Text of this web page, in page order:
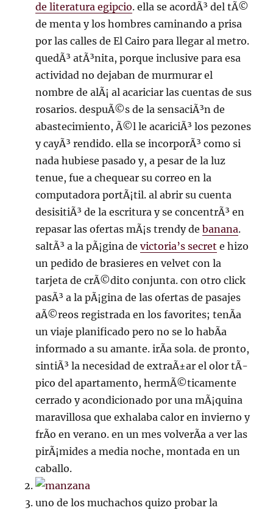
de literatura egipcio. ella se acordÃ³ del tÃ©
de menta y los hombres caminando a prisa
por las calles de El Cairo para llegar al metro.
quedÃ³ atÃ³nita, porque inclusive para esa
actividad no dejaban de murmurar el
nombre de alÃ¡ al acariciar las cuentas de sus
rosarios. despuÃ©s de la sensaciÃ³n de
abastecimiento, Ã©l le acariciÃ³ los pezones
y cayÃ³ rendido. ella se incorporÃ³ como si
nada hubiese pasado y, a pesar de la luz
tenue, fue a chequear su correo en la
computadora portÃ¡til. al abrir su cuenta
desisitiÃ³ de la escritura y se concentrÃ³ en
repasar las ofertas mÃ¡s trendy debanana.
saltÃ³ a la pÃ¡gina devictoria’s secret e hizo
un pedido de brasieres en velvet con la
tarjeta de crÃ©dito conjunta. con otro click
pasÃ³ a la pÃ¡gina de las ofertas de pasajes
aÃ©reos registrada en los favorites; tenÃ­a
un viaje planificado pero no se lo habÃ­a
informado a su amante. irÃ­a sola. de pronto,
sintiÃ³ la necesidad de extraÃ±ar el olor tÃ­
pico del apartamento, hermÃ©ticamente
cerrado y acondicionado por una mÃ¡quina
maravillosa que exhalaba calor en invierno y
frÃ­o en verano. en un mes volverÃ­a a ver las
pirÃ¡mides a media noche, montada en un
caballo.
uno de los muchachos quizo probar la